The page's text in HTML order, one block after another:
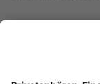
E-Mail:
mi-